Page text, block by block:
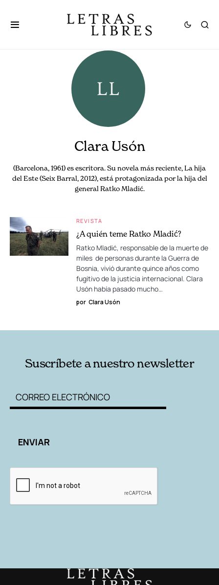
Clara Usón
(Barcelona, 1961) es escritora. Su novela más reciente, La hija
del Este (Seix Barral, 2012), está protagonizada por la hija del
general Ratko Mladić.
REVISTA
¿A quién teme Ratko Mladić?
Ratko Mladić, responsable de la muerte de
miles de personas durante la Guerra de
Bosnia, vivió durante quince años como
fugitivo de la justicia internacional. Clara
Usón había pasado mucho…
por Clara Usón
Suscríbete a nuestro newsletter